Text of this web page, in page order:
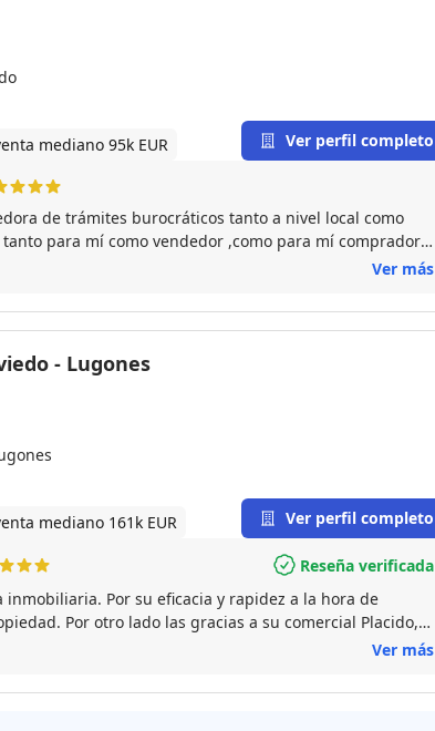
mediano 95k EUR Ver perfil completo
de trámites burocráticos tanto a nivel local como
para mí como vendedor ,como para mí comprador
todo lo gestiono ella
Ver más
- Lugones
mediano 161k EUR Ver perfil completo
Reseña verificada
Por su eficacia y rapidez a la hora de
Por otro lado las gracias a su comercial Placido,
y hacerme las cosas mas faciles. Por lo tantoVer más